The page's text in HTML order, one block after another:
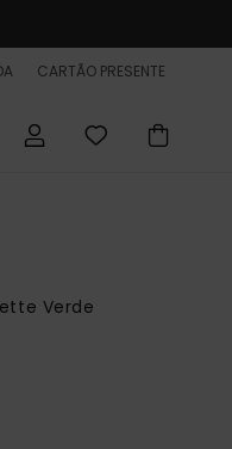
CARTÃO PRESENTE
Verde